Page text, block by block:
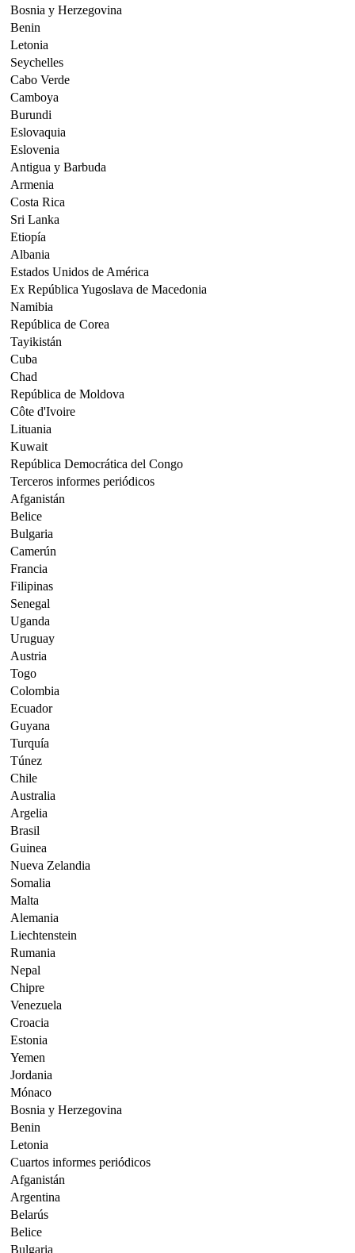
Bosnia y Herzegovina
Benin
Letonia
Seychelles
Cabo Verde
Camboya
Burundi
Eslovaquia
Eslovenia
Antigua y Barbuda
Armenia
Costa Rica
Sri Lanka
Etiopía
Albania
Estados Unidos de América
Ex República Yugoslava de Macedonia
Namibia
República de Corea
Tayikistán
Cuba
Chad
República de Moldova
Côte d'Ivoire
Lituania
Kuwait
República Democrática del Congo
Terceros informes periódicos
Afganistán
Belice
Bulgaria
Camerún
Francia
Filipinas
Senegal
Uganda
Uruguay
Austria
Togo
Colombia
Ecuador
Guyana
Turquía
Túnez
Chile
Australia
Argelia
Brasil
Guinea
Nueva Zelandia
Somalia
Malta
Alemania
Liechtenstein
Rumania
Nepal
Chipre
Venezuela
Croacia
Estonia
Yemen
Jordania
Mónaco
Bosnia y Herzegovina
Benin
Letonia
Cuartos informes periódicos
Afganistán
Argentina
Belarús
Belice
Bulgaria